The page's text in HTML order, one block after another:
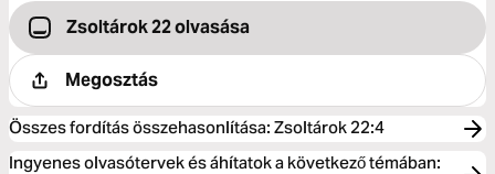
Zsoltárok 22 olvasása
Megosztás
Összes fordítás összehasonlítása: Zsoltárok 22:4
Ingyenes olvasótervek és áhítatok a következő témában: